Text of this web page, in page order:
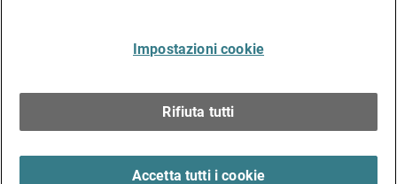
Impostazioni cookie
Rifiuta tutti
Accetta tutti i cookie